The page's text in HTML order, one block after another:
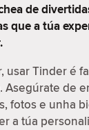
de
que a túa
usar Tinder é
. Asegúrate de
fotos e unha
a túa